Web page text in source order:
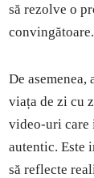
să rezolve o
convingătoare.
De
viața de zi cu
video-uri care
autentic. Este
să reflecte